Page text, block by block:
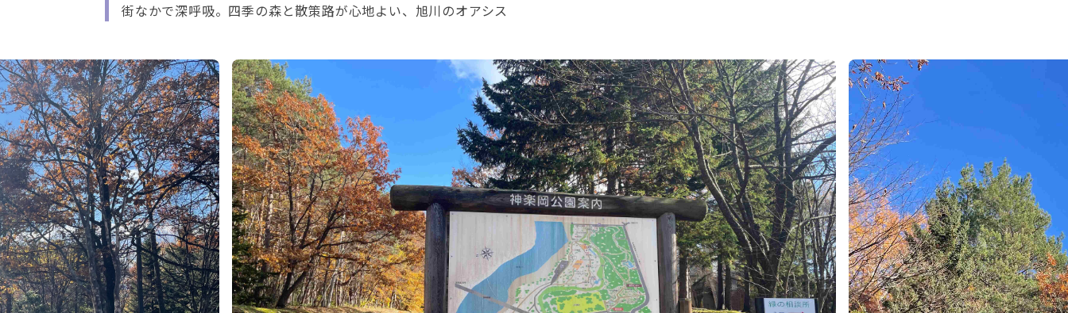
街なかで深呼吸。四季の森と散策路が心地よい、旭川のオアシス